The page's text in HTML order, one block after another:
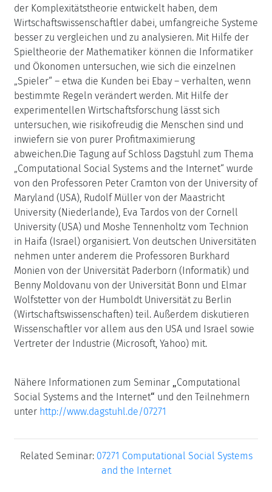
der Komplexitätstheorie entwickelt haben, dem
Wirtschaftswissenschaftler dabei, umfangreiche Systeme
besser zu vergleichen und zu analysieren. Mit Hilfe der
Spieltheorie der Mathematiker können die Informatiker
und Ökonomen untersuchen, wie sich die einzelnen
„Spieler“ – etwa die Kunden bei Ebay – verhalten, wenn
bestimmte Regeln verändert werden. Mit Hilfe der
experimentellen Wirtschaftsforschung lässt sich
untersuchen, wie risikofreudig die Menschen sind und
inwiefern sie von purer Profitmaximierung
abweichen.Die Tagung auf Schloss Dagstuhl zum Thema
„Computational Social Systems and the Internet“ wurde
von den Professoren Peter Cramton von der University of
Maryland (USA), Rudolf Müller von der Maastricht
University (Niederlande), Eva Tardos von der Cornell
University (USA) und Moshe Tennenholtz vom Technion
in Haifa (Israel) organisiert. Von deutschen Universitäten
nehmen unter anderem die Professoren Burkhard
Monien von der Universität Paderborn (Informatik) und
Benny Moldovanu von der Universität Bonn und Elmar
Wolfstetter von der Humboldt Universität zu Berlin
(Wirtschaftswissenschaften) teil. Außerdem diskutieren
Wissenschaftler vor allem aus den USA und Israel sowie
Vertreter der Industrie (Microsoft, Yahoo) mit.
Nähere Informationen zum Seminar „Computational
Social Systems and the Internet“ und den Teilnehmern
unter http://www.dagstuhl.de/07271
Related Seminar: 07271 Computational Social Systems
and the Internet